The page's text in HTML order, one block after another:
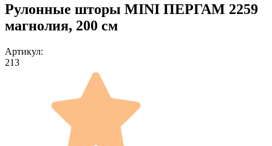
Рулонные шторы MINI ПЕРГАМ 2259
магнолия, 200 см
Артикул:
213